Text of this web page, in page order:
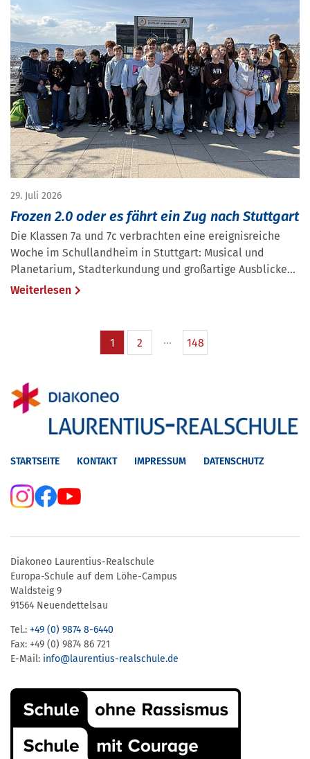
29. Juli 2026
Frozen 2.0 oder es fährt ein Zug nach Stuttgart
Die Klassen 7a und 7c verbrachten eine ereignisreiche
Woche im Schullandheim in Stuttgart: Musical und
Planetarium, Stadterkundung und großartige Ausblicke...
Weiterlesen
1 2 148
STARTSEITE KONTAKT IMPRESSUM DATENSCHUTZ
Diakoneo Laurentius-Realschule
Europa-Schule auf dem Löhe-Campus
Waldsteig 9
91564 Neuendettelsau
Tel.: +49 (0) 9874 8-6440
Fax: +49 (0) 9874 86 721
E-Mail: info@laurentius-realschule.de